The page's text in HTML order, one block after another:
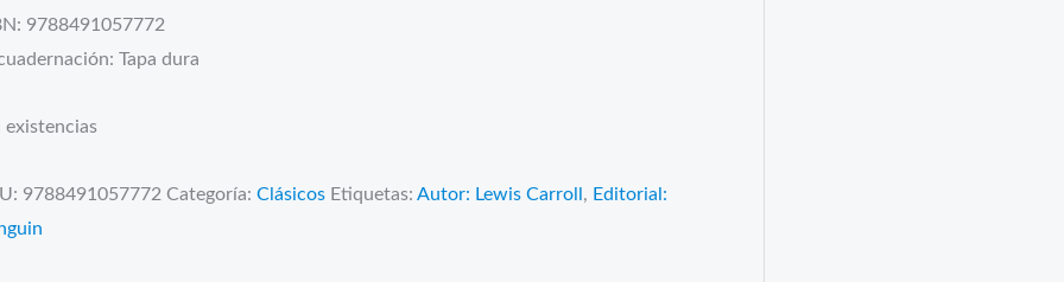
9788491057772
Tapa dura
existencias
9788491057772 Categoría: Clásicos Etiquetas: Autor: Lewis Carroll , Editorial: